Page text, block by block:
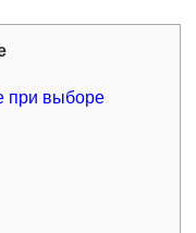
при выборе